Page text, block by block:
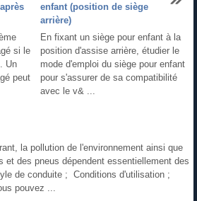
si le
Un
peut
enfant (position de siège
arrière)
En fixant un siège pour enfant à la
position d'assise arrière, étudier le
mode d'emploi du siège pour enfant
pour s'assurer de sa compatibilité
avec le v& ...
la pollution de l'environnement ainsi que
et des pneus dépendent essentiellement des
de conduite ; Conditions d'utilisation ;
pouvez ...